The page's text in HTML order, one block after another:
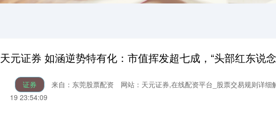
天元证券 如涵逆势特有化：市值挥发超七成，“头部红东说
证券 来自：东莞股票配资 网站：天元证券,在线配资平台_股票交易规则详细
19 23:54:09